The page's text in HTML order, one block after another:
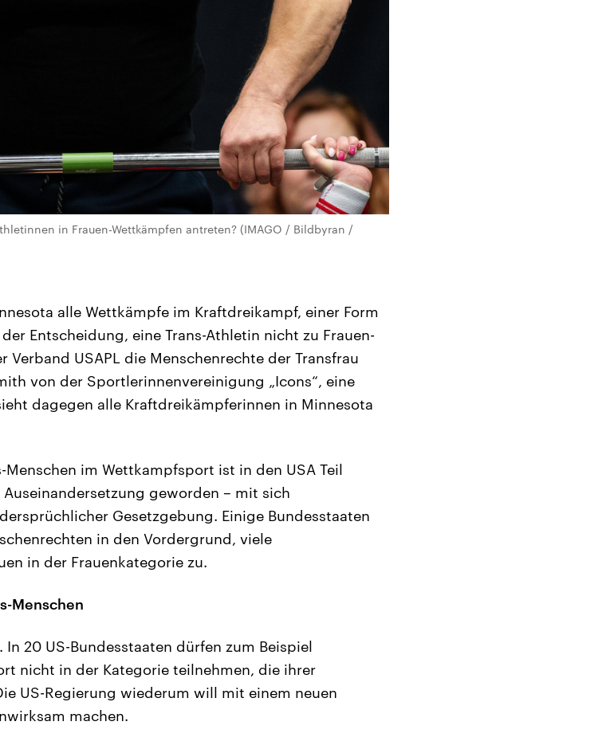
in Frauen-Wettkämpfen antreten? (IMAGO / Bildbyran /
alle Wettkämpfe im Kraftdreikampf, einer Form
Entscheidung, eine Trans-Athletin nicht zu Frauen-
Verband USAPL die Menschenrechte der Transfrau
von der Sportlerinnenvereinigung „Icons“, eine
dagegen alle Kraftdreikämpferinnen in Minnesota
Menschen im Wettkampfsport ist in den USA Teil
geworden – mit sich
Gesetzgebung. Einige Bundesstaaten
in den Vordergrund, viele
in der Frauenkategorie zu.
Menschen
20 US-Bundesstaaten dürfen zum Beispiel
nicht in der Kategorie teilnehmen, die ihrer
US-Regierung wiederum will mit einem neuen
machen.